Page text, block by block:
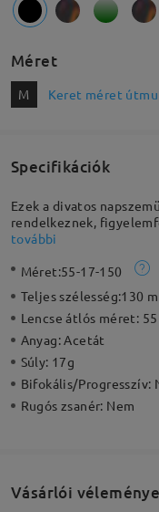
Méret
M Keret méret
Specifikációk
Ezek a divatos
rendelkeznek,
biztosítanak. Ezek a kis
további
Méret:55-17-150
Teljes szélesség:130
Lencse átlós méret:
Anyag:Acetát
Súly: 17g
Bifokális/Progresszív:
Rugós zsanér: Nem
Vásárlói